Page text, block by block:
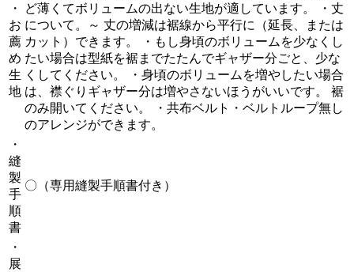
・
お
薦
め
生
地
ど薄くてボリュームの出ない生地が適しています。 ・丈
について。～ 丈の増減は裾線から平行に（延長、または
カット）できます。 ・もし身頃のボリュームを少なくし
たい場合は型紙を裾までたたんでギャザー分ごと、少な
くしてください。 ・身頃のボリュームを増やしたい場合
は、襟ぐりギャザー分は増やさないほうがいいです。 裾
のみ開いてください。 ・共布ベルト・ベルトループ無し
のアレンジができます。
・
縫
製
手
順
書
〇（専用縫製手順書付き）
・
展